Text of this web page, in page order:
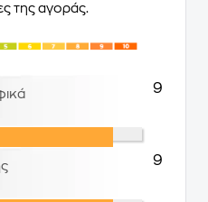
της αγοράς.
9
9